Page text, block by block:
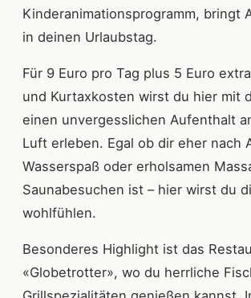
Kinderanimationsprogramm, bringt
in deinen Urlaubstag.
Für 9 Euro pro Tag plus 5 Euro
und Kurtaxkosten wirst du hier mit
einen unvergesslichen Aufenthalt
Luft erleben. Egal ob dir eher nach
Wasserspaß oder erholsamen
Saunabesuchen ist – hier wirst du
wohlfühlen.
Besonderes Highlight ist das
«Globetrotter», wo du herrliche